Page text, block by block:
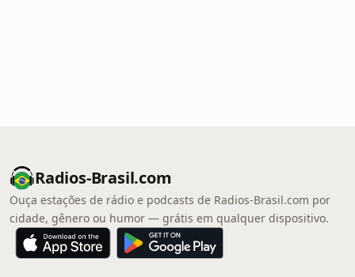
Radios-Brasil.com
Ouça estações de rádio e podcasts de Radios-Brasil.com por
cidade, gênero ou humor — grátis em qualquer dispositivo.